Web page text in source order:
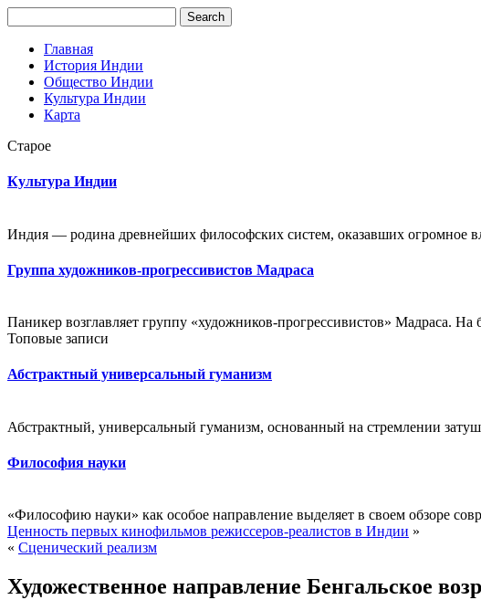
Главная
История Индии
Общество Индии
Культура Индии
Карта
Старое
Культура Индии
Индия — родина древнейших философских систем, оказавших огромное
Группа художников-прогрессивистов Мадраса
Паникер возглавляет группу «художников-прогрессивистов» Мадраса. На
Топовые записи
Абстрактный универсальный гуманизм
Абстрактный, универсальный гуманизм, основанный на стремлении
Философия науки
«Философию науки» как особое направление выделяет в своем обзоре
Ценность первых кинофильмов режиссеров-реалистов в Индии »
« Сценический реализм
Художественное направление Бенгальское